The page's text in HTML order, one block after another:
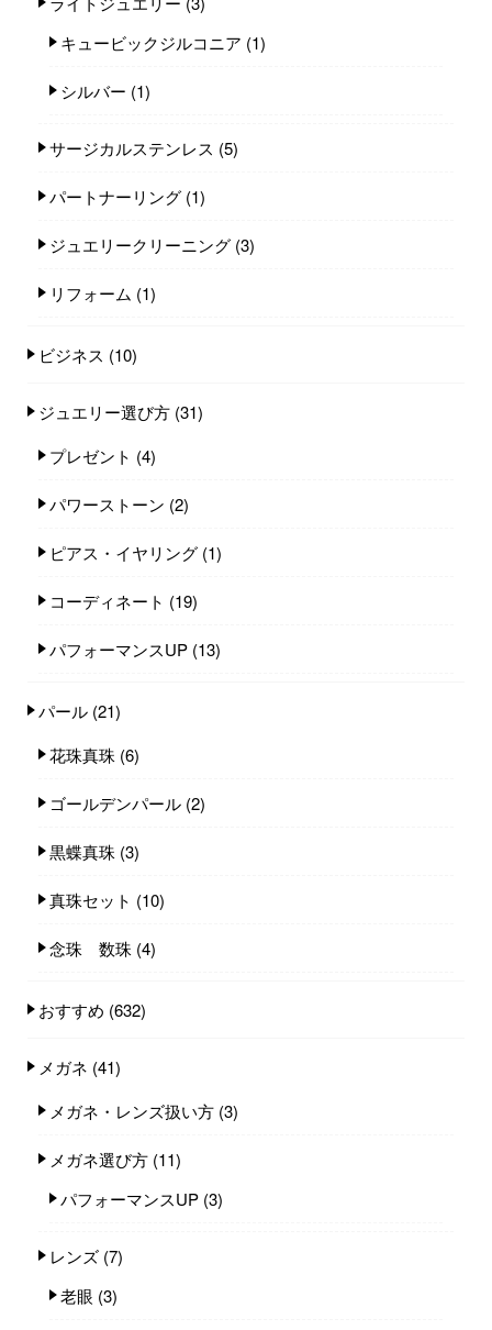
キュービックジルコニア (1)
シルバー (1)
サージカルステンレス (5)
パートナーリング (1)
ジュエリークリーニング (3)
リフォーム (1)
ビジネス (10)
ジュエリー選び方 (31)
プレゼント (4)
パワーストーン (2)
ピアス・イヤリング (1)
コーディネート (19)
パフォーマンスUP (13)
パール (21)
花珠真珠 (6)
ゴールデンパール (2)
黒蝶真珠 (3)
真珠セット (10)
念珠 数珠 (4)
おすすめ (632)
メガネ (41)
メガネ・レンズ扱い方 (3)
メガネ選び方 (11)
パフォーマンスUP (3)
レンズ (7)
老眼 (3)